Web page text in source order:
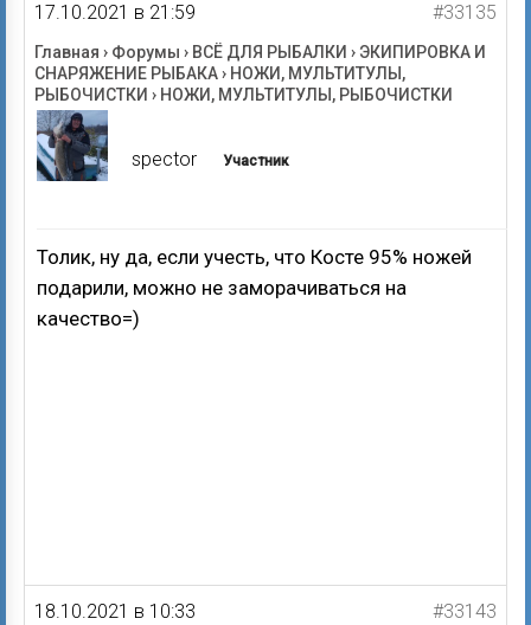
17.10.2021 в 21:59 #33135
Главная › Форумы › ВСЁ ДЛЯ РЫБАЛКИ › ЭКИПИРОВКА И
СНАРЯЖЕНИЕ РЫБАКА› НОЖИ, МУЛЬТИТУЛЫ,
РЫБОЧИСТКИ › НОЖИ, МУЛЬТИТУЛЫ, РЫБОЧИСТКИ
spector Участник
Толик, ну да, если учесть, что Косте 95% ножей
подарили, можно не заморачиваться на
качество=)
18.10.2021 в 10:33 #33143